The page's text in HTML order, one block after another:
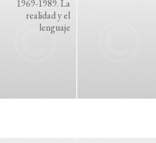
1969-1989. La
realidad y el
lenguaje